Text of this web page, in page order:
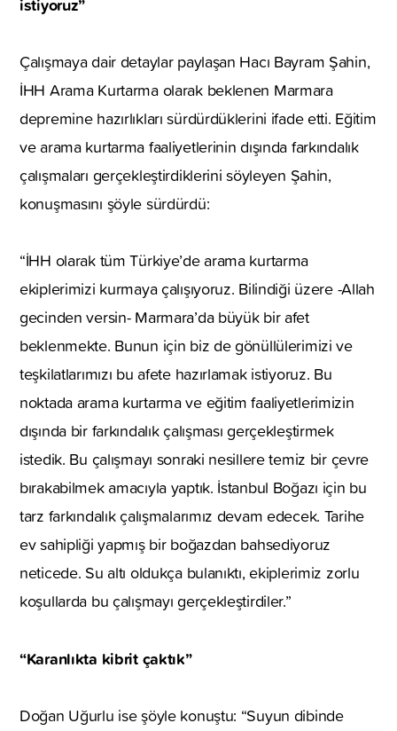
Çalışmaya dair detaylar paylaşan Hacı Bayram Şahin,
İHH Arama Kurtarma olarak beklenen Marmara
depremine hazırlıkları sürdürdüklerini ifade etti. Eğitim
ve arama kurtarma faaliyetlerinin dışında farkındalık
çalışmaları gerçekleştirdiklerini söyleyen Şahin,
konuşmasını şöyle sürdürdü:
“İHH olarak tüm Türkiye’de arama kurtarma
ekiplerimizi kurmaya çalışıyoruz. Bilindiği üzere -Allah
gecinden versin- Marmara’da büyük bir afet
beklenmekte. Bunun için biz de gönüllülerimizi ve
teşkilatlarımızı bu afete hazırlamak istiyoruz. Bu
noktada arama kurtarma ve eğitim faaliyetlerimizin
dışında bir farkındalık çalışması gerçekleştirmek
istedik. Bu çalışmayı sonraki nesillere temiz bir çevre
bırakabilmek amacıyla yaptık. İstanbul Boğazı için bu
tarz farkındalık çalışmalarımız devam edecek. Tarihe
ev sahipliği yapmış bir boğazdan bahsediyoruz
neticede. Su altı oldukça bulanıktı, ekiplerimiz zorlu
koşullarda bu çalışmayı gerçekleştirdiler.”
“Karanlıkta kibrit çaktık”
Doğan Uğurlu ise şöyle konuştu: “Suyun dibinde